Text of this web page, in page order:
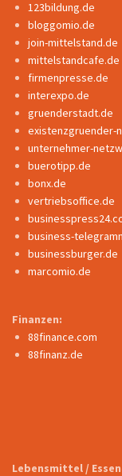
123bildung.de
bloggomio.de
join-mittelstand.de
mittelstandcafe.de
firmenpresse.de
interexpo.de
gruenderstadt.de
existenzgruender-
unternehmer-
buerotipp.de
bonx.de
vertriebsoffice.de
business-
businessburger.de
marcomio.de
Finanzen:
88finance.com
88finanz.de
Lebensmittel /